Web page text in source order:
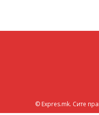
© Expres.mk. Сите